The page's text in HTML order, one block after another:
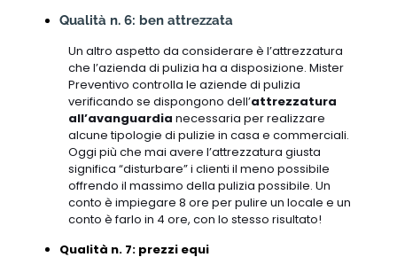
Qualità n. 6: ben attrezzata
Un altro aspetto da considerare è l’attrezzatura
che l’azienda di pulizia ha a disposizione. Mister
Preventivo controlla le aziende di pulizia
verificando se dispongono dell’attrezzatura
all’avanguardia necessaria per realizzare
alcune tipologie di pulizie in casa e commerciali.
Oggi più che mai avere l’attrezzatura giusta
significa “disturbare” i clienti il meno possibile
offrendo il massimo della pulizia possibile. Un
conto è impiegare 8 ore per pulire un locale e un
conto è farlo in 4 ore, con lo stesso risultato!
Qualità n. 7: prezzi equi